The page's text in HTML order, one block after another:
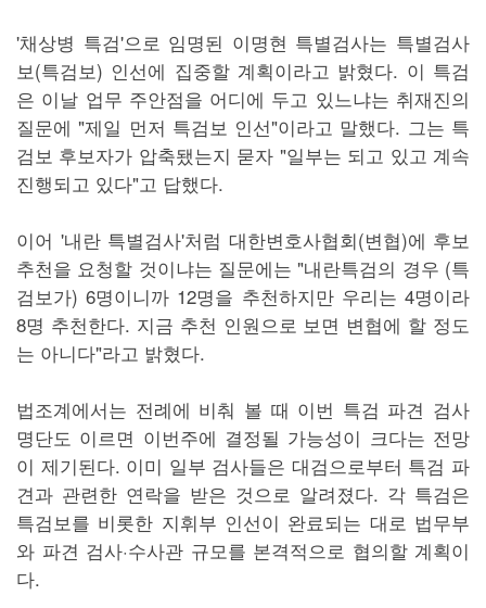
'채상병 특검'으로 임명된 이명현 특별검사는 특별검사
보(특검보) 인선에 집중할 계획이라고 밝혔다. 이 특검
은 이날 업무 주안점을 어디에 두고 있느냐는 취재진의
질문에 "제일 먼저 특검보 인선"이라고 말했다. 그는 특
검보 후보자가 압축됐는지 묻자 "일부는 되고 있고 계속
진행되고 있다"고 답했다.
이어 '내란 특별검사'처럼 대한변호사협회(변협)에 후보
추천을 요청할 것이냐는 질문에는 "내란특검의 경우 (특
검보가) 6명이니까 12명을 추천하지만 우리는 4명이라
8명 추천한다. 지금 추천 인원으로 보면 변협에 할 정도
는 아니다"라고 밝혔다.
법조계에서는 전례에 비춰 볼 때 이번 특검 파견 검사
명단도 이르면 이번주에 결정될 가능성이 크다는 전망
이 제기된다. 이미 일부 검사들은 대검으로부터 특검 파
견과 관련한 연락을 받은 것으로 알려졌다. 각 특검은
특검보를 비롯한 지휘부 인선이 완료되는 대로 법무부
와 파견 검사·수사관 규모를 본격적으로 협의할 계획이
다.